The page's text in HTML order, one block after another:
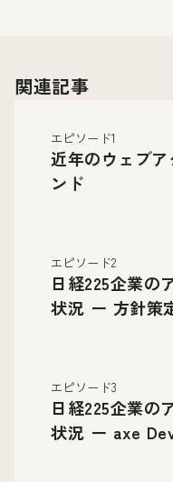
関連記事
エピソード1
近年のウェブ
ンド
エピソード2
日経225企業の
状況 ー 方針策
エピソード3
日経225企業の
状況 ー axe